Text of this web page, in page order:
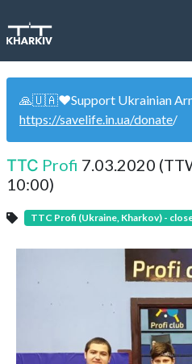
🙏🇺🇦❤️Support Ukrainian
https://savelife.in.ua/donate/
ТТС Profi 7.03.2020
10:00)
TTC Profi (Ukraine, Kharkov) -